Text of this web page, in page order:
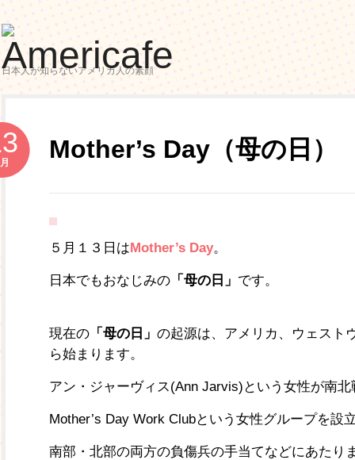
日本人が知らないアメリカ人の素顔
Mother’s Day（母の日）
５月１３日はMother’s Day。
日本でもおなじみの 「母の日」 です。
現在の 「母の日」 の起源は、アメリカ、ウェスト
ら始まります。
アン・ジャーヴィス(Ann Jarvis)という女性が南北
Mother’s Day Work Clubという女性グループを設
南部・北部の両方の負傷兵の手当てなどにあたり